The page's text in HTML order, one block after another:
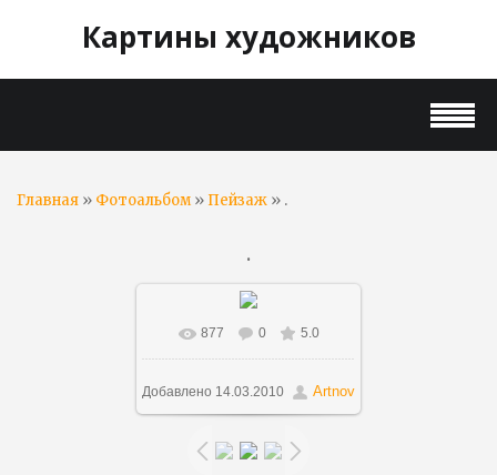
Картины художников
Главная » Фотоальбом» Пейзаж » .
.
В реальном размере
700x492/ 159.4Kb
877 0 5.0
Добавлено 14.03.2010 Artnov